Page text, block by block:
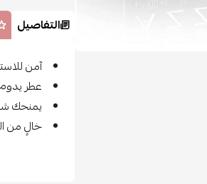
التفاصيل
آمن
عطر
يمنحك
خالٍ من